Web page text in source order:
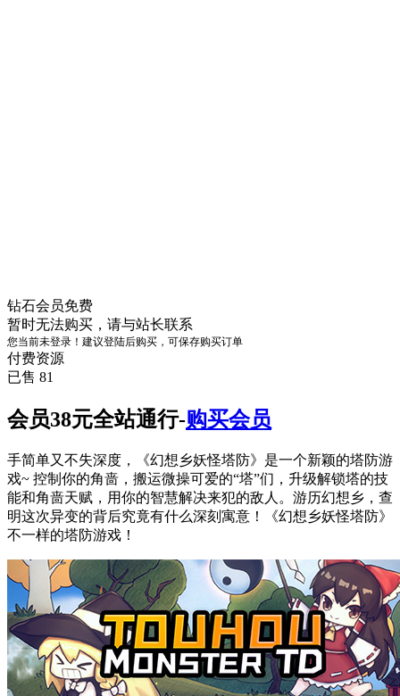
钻石会员免费
暂时无法购买，请与站长联系
您当前未登录！建议登陆后购买，可保存购买订单
付费资源
已售 81
会员38元全站通行-购买会员
手简单又不失深度，《幻想乡妖怪塔防》是一个新颖的塔防游
戏~ 控制你的角啬，搬运微操可爱的“塔”们，升级解锁塔的技
能和角啬天赋，用你的智慧解决来犯的敌人。游历幻想乡，查
明这次异变的背后究竟有什么深刻寓意！《幻想乡妖怪塔防》
不一样的塔防游戏！